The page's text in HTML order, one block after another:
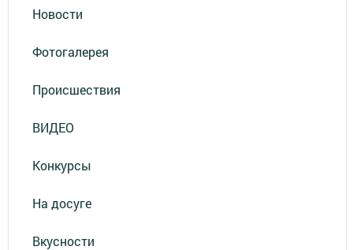
Новости
Фотогалерея
Происшествия
ВИДЕО
Конкурсы
На досуге
Вкусности